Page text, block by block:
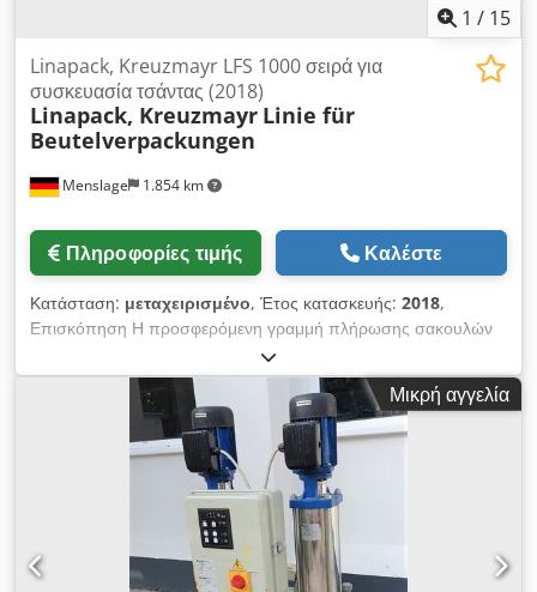
1 / 15
Menslage 1.854 km
Linapack, Kreuzmayr LFS 1000 σειρά για
συσκευασία τσάντας (2018)
Linapack, Kreuzmayr Linie für
Beutelverpackungen
Πληροφορίες τιμής Καλέστε
Κατάσταση: μεταχειρισμένο, Έτος κατασκευής: 2018,
Επισκόπηση Η προσφερόμενη γραμμή πλήρωσης σακουλών
έχει σχεδιαστεί από ελβετική εταιρεία και παραδόθηκε το 2018.
Ο κύριος κατασκευαστής είναι η Linapack. Η γραμμή
χρησιμοποιήθηκε μόνο για εποχιακή παραγωγή (2 μήνες το
χρόνο), επομένως οι ώρες λειτουργίας είναι πολύ λίγες.
Δεδομένου ότι οι πωλήσεις δεν αυξάνονται πλέον, ο πωλητής
αποφάσισε να πουλήσει τη γραμμή και να διακόψει την
παραγωγή. Η εγκατάσταση είναι ακόμα συναρμολογημένη και
μπορεί να επιθεωρηθεί. Είναι δυνατή η επεξεργασία διαφόρων
μορφών σακουλών και η θερμή πλήρωση έως 85°C. Ο τρέχων
ιδιοκτήτης τη χρησιμοποιούσε για κοκτέιλ, αλλά μπορεί να
Μικρή αγγελία